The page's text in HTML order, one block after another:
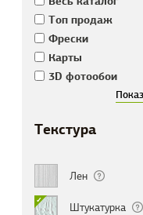
Tоп продаж
Фрески
Карты
3D фотообои
Текстура
Лен
Штукатурка